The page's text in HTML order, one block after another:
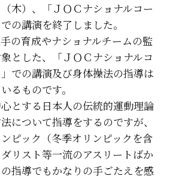
木）、「ＪＯＣナショナルコー
の講演を終了しました。
の育成やナショナルチームの監
とした、「ＪＯＣナショナルコ
での講演及び身体操法の指導は
るものです。
とする日本人の伝統的運動理論
について指導をするのですが、
ピック（冬季オリンピックを含
リスト等一流のアスリートばか
指導でもかなりの手ごたえを感